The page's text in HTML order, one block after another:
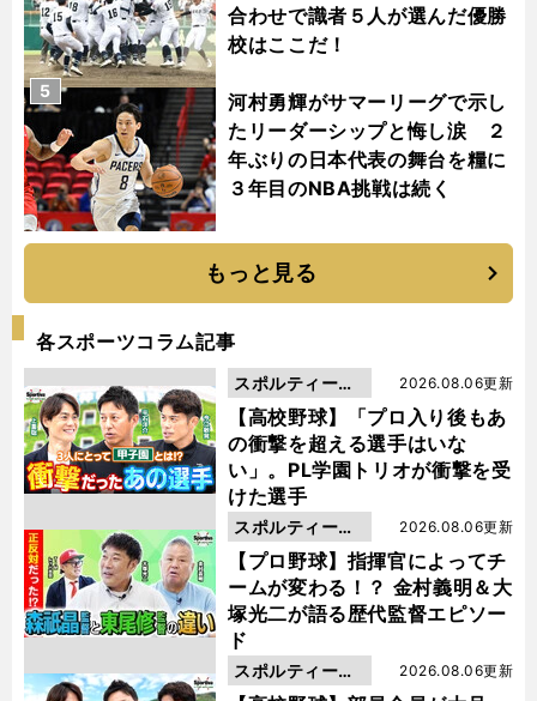
合わせで識者５人が選んだ優勝
校はここだ！
河村勇輝がサマーリーグで示し
たリーダーシップと悔し涙 ２
年ぶりの日本代表の舞台を糧に
３年目のNBA挑戦は続く
5
もっと見る
各スポーツコラム記事
【高校野球】「プロ入り後もあ
の衝撃を超える選手はいな
い」。PL学園トリオが衝撃を受
けた選手
2026.08.06更新
スポルティーバ
動画
【プロ野球】指揮官によってチ
ームが変わる！？ 金村義明＆大
塚光二が語る歴代監督エピソー
ド
2026.08.06更新
スポルティーバ
動画
2026.08.06更新
スポルティーバ